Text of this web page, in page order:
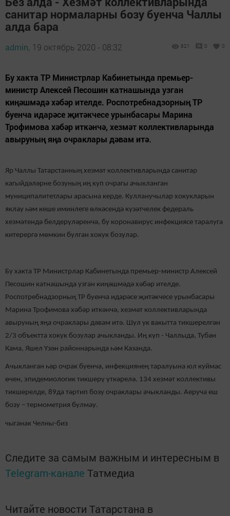
санитар нормаларны бозу буенча Чаллы
алда бара
admin, 19 октябрь 2020 - 08:32 821 0 0
Бу хакта ТР Министрлар Кабинетында премьер-
министр Алексей Песошин катнашында узган
киңәшмәдә хәбәр ителде. Роспотребнадзорның ТР
буенча идарәсе җитәкчесе урынбасары Марина
Трофимова хәбәр иткәнчә, хезмәт коллективларында
авыруның яңа очраклары дәвам итә.
Яр Чаллы Татарстанның хезмәт коллективларында санитар
кагыйдәләрне бозуның иң күп очрагы ачыкланган
муниципалитетлары арасына керде. Кулланучылар хокукларын
яклау һәм кеше иминлеге өлкәсендә күзәтчелек федераль
хезмәтендә белдерүләренчә, бу коронавирус инфекциясе таралуга
китерергә мөмкин булган хокук бозулар.
Бу хакта ТР Министрлар Кабинетында премьер-министр Алексей
Песошин катнашында узган киңәшмәдә хәбәр ителде.
Роспотребнадзорның ТР буенча идарәсе җитәкчесе урынбасары
Марина Трофимова хәбәр иткәнчә, хезмәт коллективларында
авыруның яңа очраклары дәвам итә. Шул ук вакытта тикшерелгән
2/3 объектта хокук бозулар ачыкланды. Иң күп - Чаллыда, Түбән
Кама, Яшел Үзән районнарында һәм Казанда.
Ачыкланган һәр очрак буенча, инфекциянең таралуына юл куймас
өчен, эпидемиологик тикшерү үткәрелә. 134 хезмәт коллективы
тикшерелде, 89да тәртип бозу очраклары ачыкланды. Аеруча еш
бозу – термометрия булмау.
чыганак Челны-биз
Следите за самым важным и интересным в
Telegram-канале Татмедиа
Читайте новости Татарстана в